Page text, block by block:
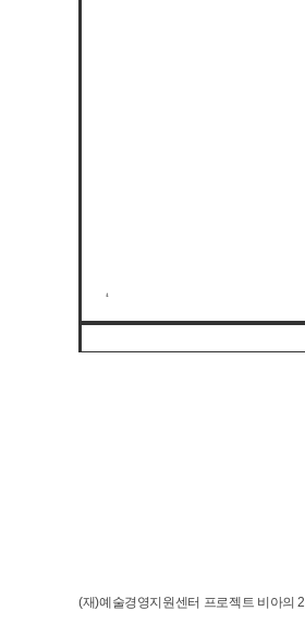
(재)예술경영지원센터 프로젝트 비아의